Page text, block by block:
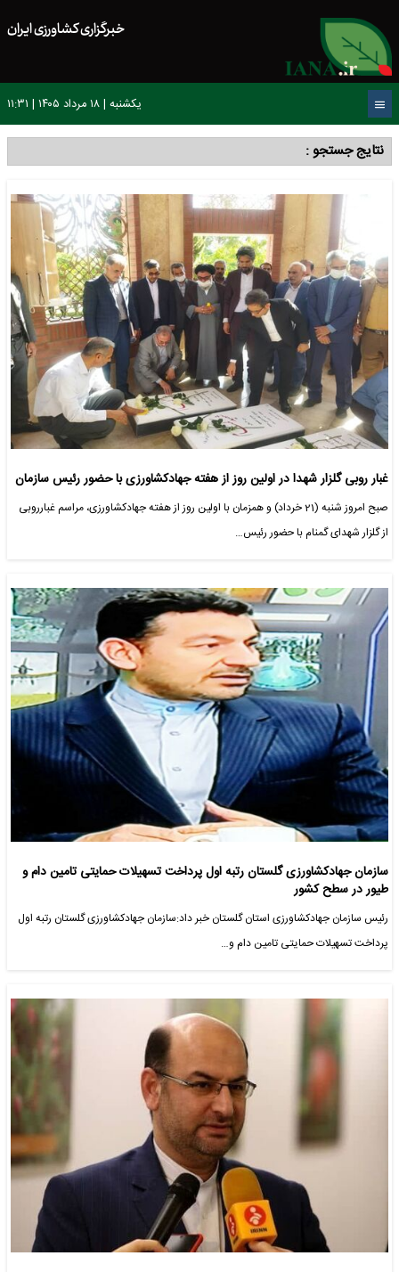
خبرگزاری کشاورزی ایران
یکشنبه | ۱۸ مرداد ۱۴۰۵ | ۱۱:۳۱
نتایج جستجو :
غبار روبی گلزار شهدا در اولین روز از هفته جهادکشاورزی با حضور رئیس سازمان
صبح امروز شنبه (21 خرداد) و همزمان با اولین روز از هفته جهادکشاورزی، مراسم غبارروبی
از گلزار شهدای گمنام با حضور رئیس…
سازمان جهادکشاورزی گلستان رتبه اول پرداخت تسهیلات حمایتی تامین دام و
طیور در سطح کشور
رئیس سازمان جهادکشاورزی استان گلستان خبر داد:سازمان جهادکشاورزی گلستان رتبه اول
پرداخت تسهیلات حمایتی تامین دام و…